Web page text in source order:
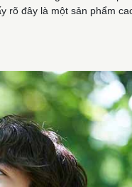
rõ đây là một sản phẩm